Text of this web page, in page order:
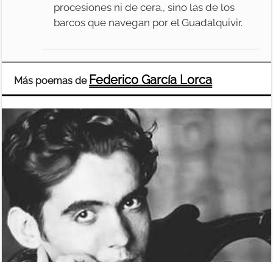
procesiones ni de cera., sino las de los
barcos que navegan por el Guadalquivir.
Más poemas de Federico García Lorca